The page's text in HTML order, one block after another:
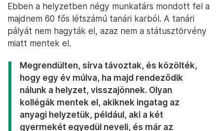
Ebben a helyzetben négy munkatárs mondott fel a
majdnem 60 fős létszámú tanári karból. A tanári
pályát nem hagyták el, azaz nem a státusztörvény
miatt mentek el.
Megrendülten, sírva távoztak, és közölték,
hogy egy év múlva, ha majd rendeződik
nálunk a helyzet, visszajönnek. Olyan
kollégák mentek el, akiknek ingatag az
anyagi helyzetük, például, aki a két
gyermekét egyedül neveli, és már az